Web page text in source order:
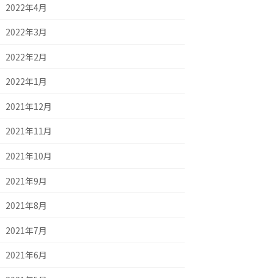
2022年4月
2022年3月
2022年2月
2022年1月
2021年12月
2021年11月
2021年10月
2021年9月
2021年8月
2021年7月
2021年6月